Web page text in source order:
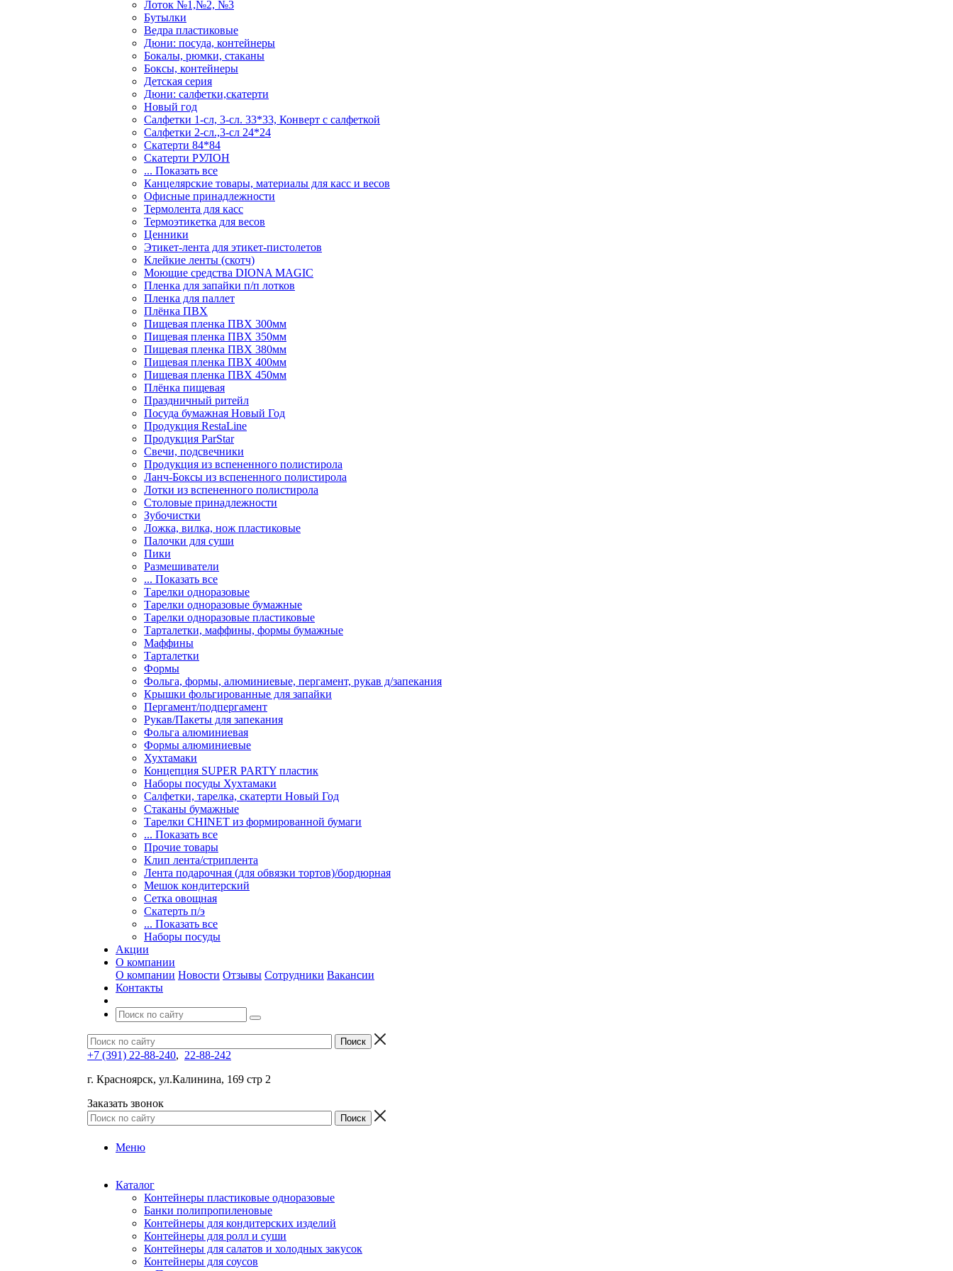
Лоток №1,№2, №3
Бутылки
Ведра пластиковые
Дюни: посуда, контейнеры
Бокалы, рюмки, стаканы
Боксы, контейнеры
Детская серия
Дюни: салфетки,скатерти
Новый год
Салфетки 1-сл, 3-сл. 33*33, Конверт с салфеткой
Салфетки 2-сл.,3-сл 24*24
Скатерти 84*84
Скатерти РУЛОН
... Показать все
Канцелярские товары, материалы для касс и весов
Офисные принадлежности
Термолента для касс
Термоэтикетка для весов
Ценники
Этикет-лента для этикет-пистолетов
Клейкие ленты (скотч)
Моющие средства DIONA MAGIC
Пленка для запайки п/п лотков
Пленка для паллет
Плёнка ПВХ
Пищевая пленка ПВХ 300мм
Пищевая пленка ПВХ 350мм
Пищевая пленка ПВХ 380мм
Пищевая пленка ПВХ 400мм
Пищевая пленка ПВХ 450мм
Плёнка пищевая
Праздничный ритейл
Посуда бумажная Новый Год
Продукция RestaLine
Продукция РarStar
Свечи, подсвечники
Продукция из вспененного полистирола
Ланч-Боксы из вспененного полистирола
Лотки из вспененного полистирола
Столовые принадлежности
Зубочистки
Ложка, вилка, нож пластиковые
Палочки для суши
Пики
Размешиватели
... Показать все
Тарелки одноразовые
Тарелки одноразовые бумажные
Тарелки одноразовые пластиковые
Тарталетки, маффины, формы бумажные
Маффины
Тарталетки
Формы
Фольга, формы, алюминиевые, пергамент, рукав д/запекания
Крышки фольгированные для запайки
Пергамент/подпергамент
Рукав/Пакеты для запекания
Фольга алюминиевая
Формы алюминиевые
Хухтамаки
Концепция SUPER PARTY пластик
Наборы посуды Хухтамаки
Салфетки, тарелка, скатерти Новый Год
Стаканы бумажные
Тарелки CHINET из формированной бумаги
... Показать все
Прочие товары
Клип лента/стриплента
Лента подарочная (для обвязки тортов)/бордюрная
Мешок кондитерский
Сетка овощная
Скатерть п/э
... Показать все
Наборы посуды
Акции
О компании
О компании Новости Отзывы Сотрудники Вакансии
Контакты
+7 (391) 22-88-240, 22-88-242
г. Красноярск, ул.Калинина, 169 стр 2
Заказать звонок
Меню
Каталог
Контейнеры пластиковые одноразовые
Банки полипропиленовые
Контейнеры для кондитерских изделий
Контейнеры для ролл и суши
Контейнеры для салатов и холодных закусок
Контейнеры для соусов